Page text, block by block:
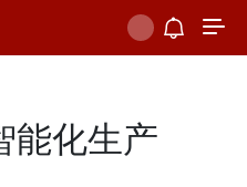
能化生产